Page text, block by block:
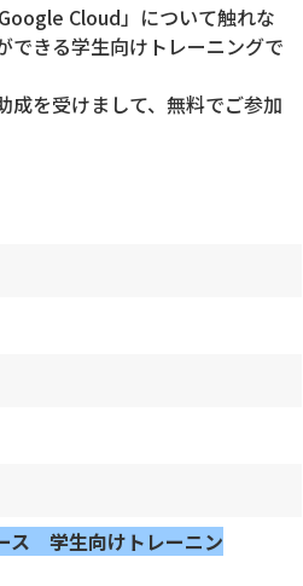
Cloud」について触れな
できる学生向けトレーニングで
成を受けまして、無料でご参加
学生向けトレーニン